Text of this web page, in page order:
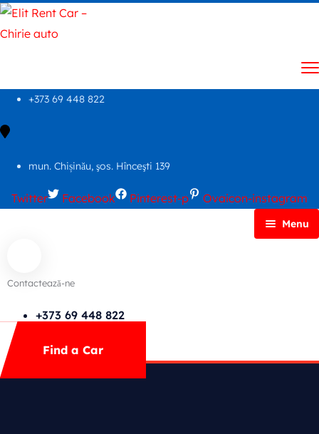
+373 69 448 822
mun. Chișinău, şos. Hînceşti 139
Twitter Facebook Pinterest-p Ovaicon-instagram
Menu
Cars Search No Map
FAQs
Mega Menu
Contact
Contactează-ne
+373 69 448 822
Find a Car